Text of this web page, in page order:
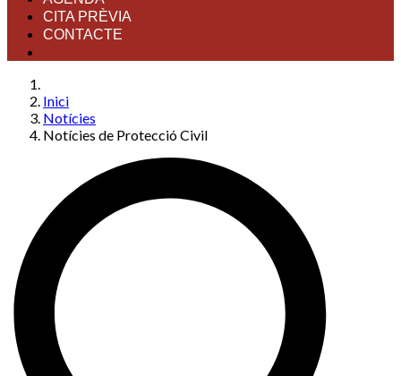
CITA PRÈVIA
CONTACTE
Inici
Notícies
Notícies de Protecció Civil